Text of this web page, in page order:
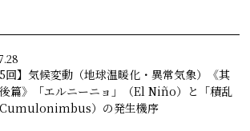
回】気候変動（地球温暖化・異常気象）《其
篇》「エルニーニョ」（El Niño）と「積乱
）の発生機序